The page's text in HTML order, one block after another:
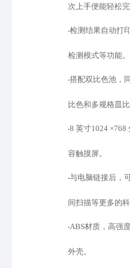
次上手便能轻松
•检测结果自动打
检测模式等功能。
•搭配双比色池，
比色和多规格皿比
•8 英寸1024 ×768
容触摸屏。
•与电脑链接后，
间扫描等更多的科
•ABS材质，高强
外壳。